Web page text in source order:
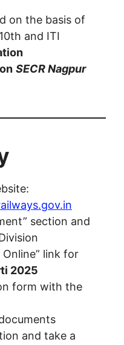
on the basis of
and ITI
SECR Nagpur
section and
link for
2025
form with the
and take a